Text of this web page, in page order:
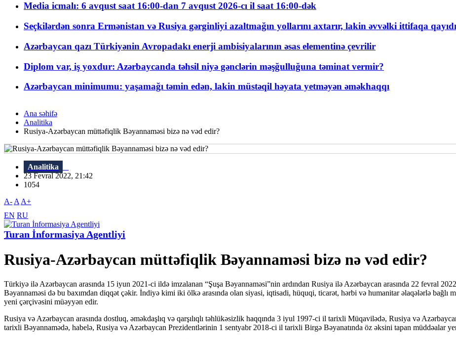
Media icmalı: 6 avqust saat 16:00-dan 7 avqust 2026-cı il saat 16:00-dək
Seçkilərdən sonra Ermənistan və Rusiya gərginliyi azaltmağın yollarını axtarır, lakin əvvəlki ittifaqa
Azərbaycan qazı Türkiyənin Avropadakı enerji ambisiyalarının əsas elementinə çevrilir
Diplom var, iş yoxdur: Azərbaycanda təhsil niyə gənclərin məşğulluğuna təminat vermir?
Azərbaycan minimumu: yaşamağı təmin edən, lakin müstəqil həyata yetməyən əməkhaqqı
Ana səhifə
Analitika
Rusiya-Azərbaycan müttəfiqlik Bəyannaməsi bizə nə vəd edir?
Analitika
23 Fevral 2022, 21:42
1054
A- A A+
EN RU
Turan İnformasiya Agentliyi
Rusiya-Azərbaycan müttəfiqlik Bəyannaməsi bizə nə vəd edir?
Türkiyə ilə Azərbaycan arasında 15 iyun 2021-ci ildə imzalanan “Şuşa Bəyannaməsi”nin ardından Rusiya ilə Azərbaycan arasında 22 fevral
Bəyannaməsi də bu baxımdan diqqət çəkir. İndiyə kimi iki ölkə arasında olan siyasi, iqtisadi, hüquqi, ticarət, hərbi və humanitar əlaqələrlə bağlı
yeni çərçivəsini müəyyən edir.
Rusiya və Azərbaycan arasında dostluq, əməkdaşlıq və qarşılıqlı təhlükəsizlik haqqında 3 iyul 1997-ci il tarixli Müqavilədə, Rusiya və
tarixli Bəyannamədə, habelə, Rusiya və Azərbaycan Prezidentlərinin 1 sentyabr 2018-ci il tarixli Birgə Bəyanatında öz əksini tapan müddəalar